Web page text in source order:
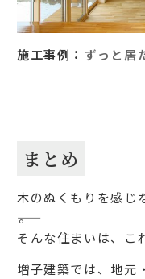
施工事例： ずっと居
まとめ
木のぬくもりを感じ
――。
そんな住まいは、こ
増子建築では、地元